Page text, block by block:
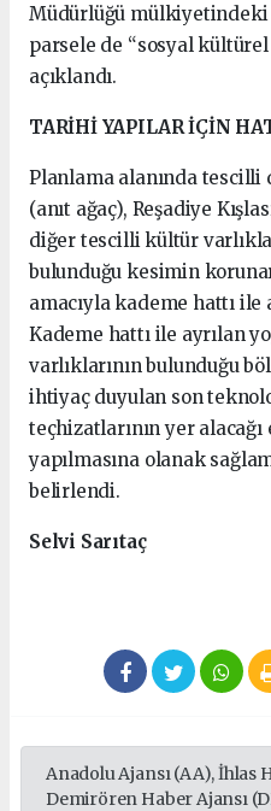
Müdürlüğü
parsele de “sosyal kültürel
açıklandı.
TARİHİ YAPILAR İÇİN
Planlama alanında tescilli
(anıt ağaç), Reşadiye
diğer tescilli kültür
bulunduğu kesimin
amacıyla kademe hattı ile
Kademe hattı ile ayrılan
varlıklarının bulunduğu
ihtiyaç duyulan son
teçhizatlarının yer
yapılmasına olanak
belirlendi.
Selvi Sarıtaç
Anadolu Ajansı (AA), İhlas
Demirören Haber Ajansı